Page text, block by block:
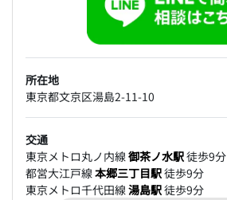
所在地
東京都文京区湯島2-11-10
交通
東京メトロ丸ノ内線御茶ノ水駅徒歩9分
都営大江戸線本郷三丁目駅徒歩9分
東京メトロ千代田線湯島駅徒歩9分